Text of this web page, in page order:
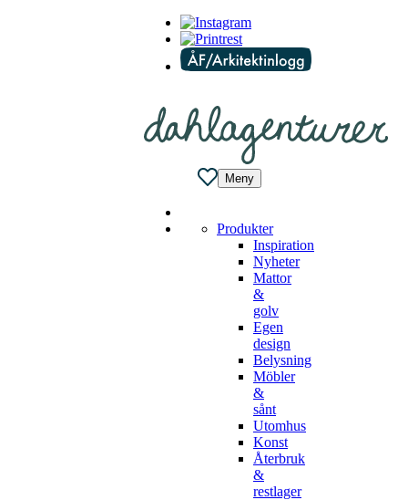
Meny
Produkter
Inspiration
Nyheter
Mattor
&
golv
Egen
design
Belysning
Möbler
&
sånt
Utomhus
Konst
Återbruk
&
restlager